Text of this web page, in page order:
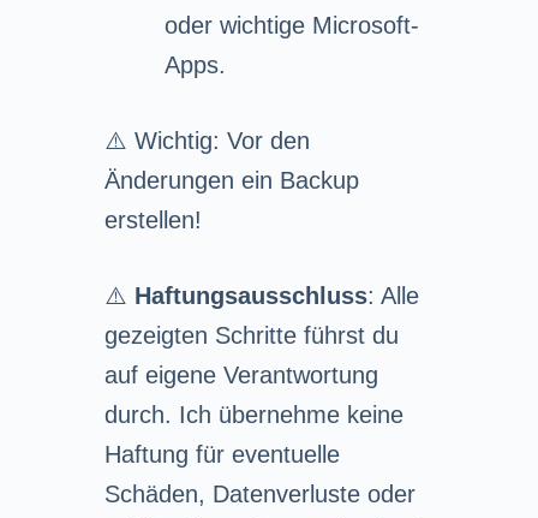
oder wichtige Microsoft-
Apps.
⚠️ Wichtig: Vor den
Änderungen ein Backup
erstellen!
⚠️ Haftungsausschluss: Alle
gezeigten Schritte führst du
auf eigene Verantwortung
durch. Ich übernehme keine
Haftung für eventuelle
Schäden, Datenverluste oder